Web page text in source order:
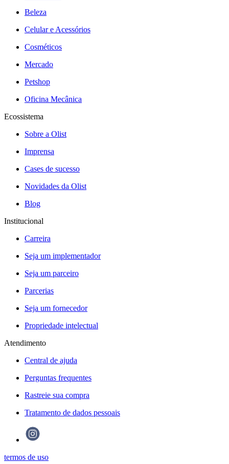
Beleza
Celular e Acessórios
Cosméticos
Mercado
Petshop
Oficina Mecânica
Ecossistema
Sobre a Olist
Imprensa
Cases de sucesso
Novidades da Olist
Blog
Institucional
Carreira
Seja um implementador
Seja um parceiro
Parcerias
Seja um fornecedor
Propriedade intelectual
Atendimento
Central de ajuda
Perguntas frequentes
Rastreie sua compra
Tratamento de dados pessoais
termos de uso